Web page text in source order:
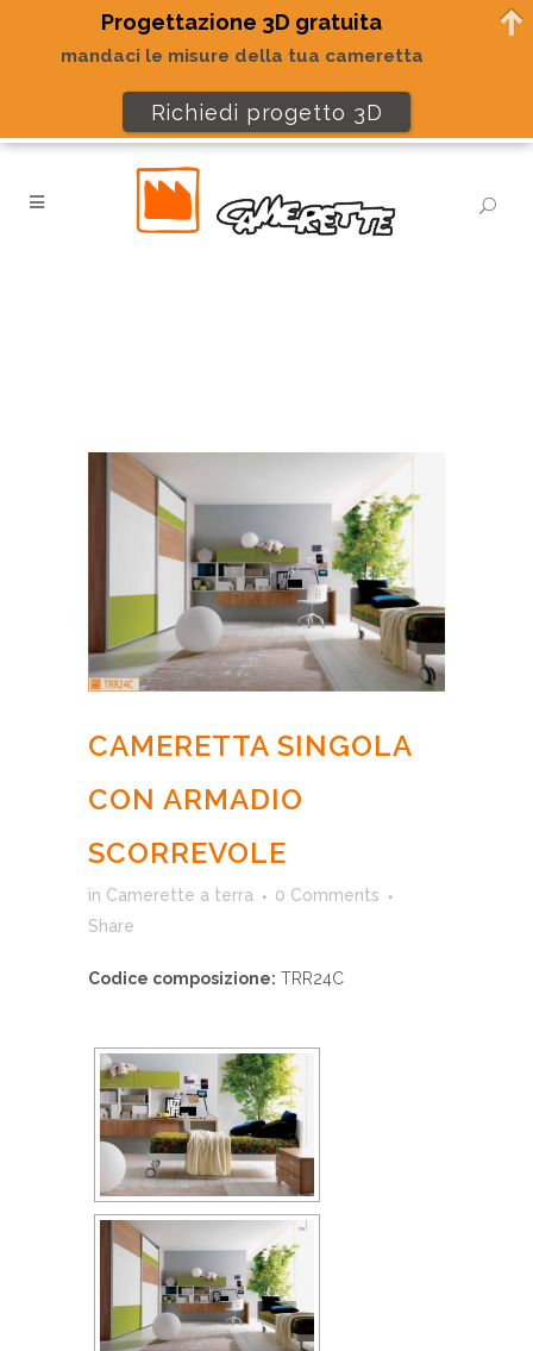
CAMERETTA SINGOLA
CON ARMADIO
SCORREVOLE
in Camerette a terra
0 Comments
Share
Codice composizione: TRR24C
Progettazione 3D gratuita
mandaci le misure della tua cameretta
Richiedi progetto 3D